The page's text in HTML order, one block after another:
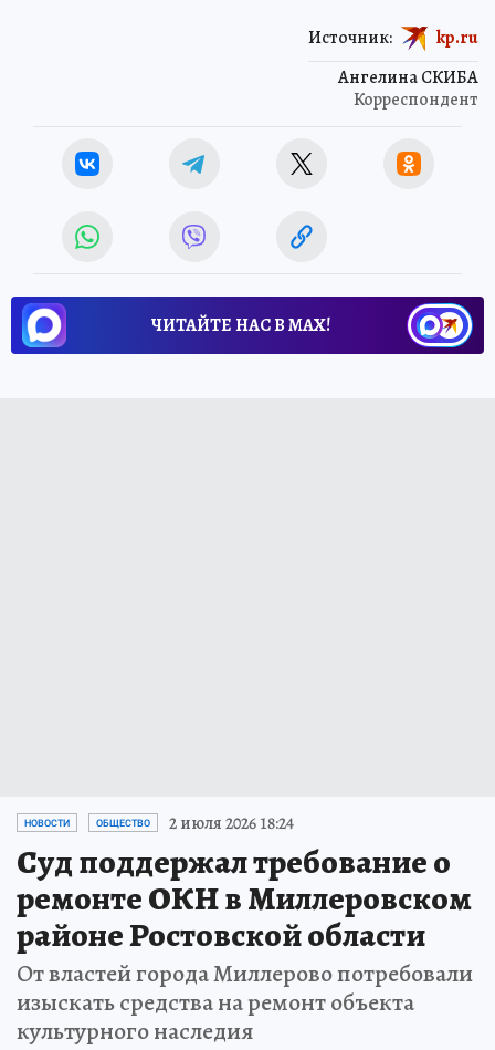
Ангелина СКИБА
Корреспондент
Источник: kp.ru
ЧИТАЙТЕ НАС В МАХ!
НОВОСТИ ОБЩЕСТВО 2 июля 2026 18:24
Суд поддержал требование о
ремонте ОКН в Миллеровском
районе Ростовской области
От властей города Миллерово потребовали
изыскать средства на ремонт объекта
культурного наследия